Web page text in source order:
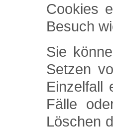
Cookies
Besuch
Sie
Setzen
Einzelfall
Fälle
Löschen